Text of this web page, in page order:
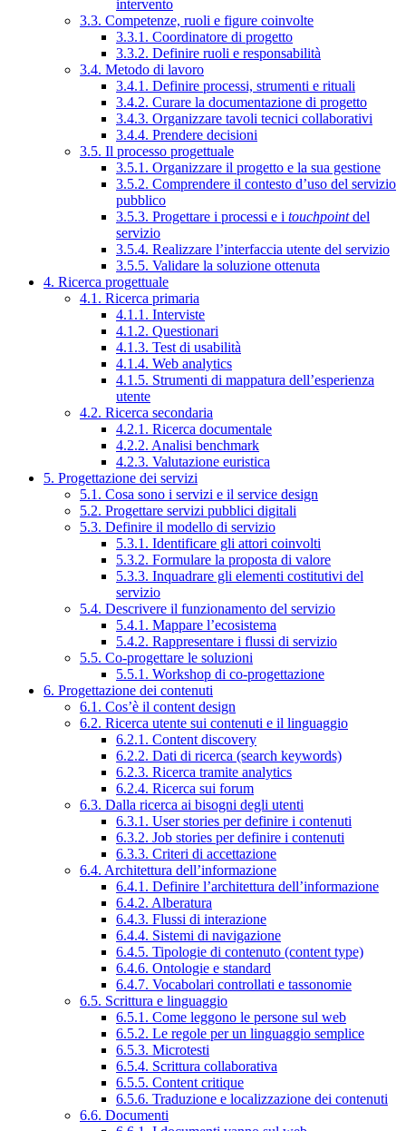
intervento
3.3. Competenze, ruoli e figure coinvolte
3.3.1. Coordinatore di progetto
3.3.2. Definire ruoli e responsabilità
3.4. Metodo di lavoro
3.4.1. Definire processi, strumenti e rituali
3.4.2. Curare la documentazione di progetto
3.4.3. Organizzare tavoli tecnici collaborativi
3.4.4. Prendere decisioni
3.5. Il processo progettuale
3.5.1. Organizzare il progetto e la sua gestione
3.5.2. Comprendere il contesto d’uso del servizio
pubblico
3.5.3. Progettare i processi e i touchpointdel
servizio
3.5.4. Realizzare l’interfaccia utente del servizio
3.5.5. Validare la soluzione ottenuta
4. Ricerca progettuale
4.1. Ricerca primaria
4.1.1. Interviste
4.1.2. Questionari
4.1.3. Test di usabilità
4.1.4. Web analytics
4.1.5. Strumenti di mappatura dell’esperienza
utente
4.2. Ricerca secondaria
4.2.1. Ricerca documentale
4.2.2. Analisi benchmark
4.2.3. Valutazione euristica
5. Progettazione dei servizi
5.1. Cosa sono i servizi e il service design
5.2. Progettare servizi pubblici digitali
5.3. Definire il modello di servizio
5.3.1. Identificare gli attori coinvolti
5.3.2. Formulare la proposta di valore
5.3.3. Inquadrare gli elementi costitutivi del
servizio
5.4. Descrivere il funzionamento del servizio
5.4.1. Mappare l’ecosistema
5.4.2. Rappresentare i flussi di servizio
5.5. Co-progettare le soluzioni
5.5.1. Workshop di co-progettazione
6. Progettazione dei contenuti
6.1. Cos’è il content design
6.2. Ricerca utente sui contenuti e il linguaggio
6.2.1. Content discovery
6.2.2. Dati di ricerca (search keywords)
6.2.3. Ricerca tramite analytics
6.2.4. Ricerca sui forum
6.3. Dalla ricerca ai bisogni degli utenti
6.3.1. User stories per definire i contenuti
6.3.2. Job stories per definire i contenuti
6.3.3. Criteri di accettazione
6.4. Architettura dell’informazione
6.4.1. Definire l’architettura dell’informazione
6.4.2. Alberatura
6.4.3. Flussi di interazione
6.4.4. Sistemi di navigazione
6.4.5. Tipologie di contenuto (content type)
6.4.6. Ontologie e standard
6.4.7. Vocabolari controllati e tassonomie
6.5. Scrittura e linguaggio
6.5.1. Come leggono le persone sul web
6.5.2. Le regole per un linguaggio semplice
6.5.3. Microtesti
6.5.4. Scrittura collaborativa
6.5.5. Content critique
6.5.6. Traduzione e localizzazione dei contenuti
6.6. Documenti